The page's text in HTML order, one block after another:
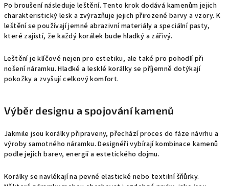
Po broušení následuje leštění. Tento krok dodává kamenům jejich
charakteristický lesk a zvýrazňuje jejich přirozené barvy a vzory. K
leštění se používají jemné abrazivní materiály a speciální pasty,
které zajistí, že každý korálek bude hladký a zářivý.
Leštění je klíčové nejen pro estetiku, ale také pro pohodlí při
nošení náramku. Hladké a lesklé korálky se příjemně dotýkají
pokožky a zvyšují celkový komfort.
Výběr designu a spojování kamenů
Jakmile jsou korálky připraveny, přechází proces do fáze návrhu a
výroby samotného náramku. Designéři vybírají kombinace kamenů
podle jejich barev, energií a estetického dojmu.
Korálky se navlékají na pevné elastické nebo textilní šňůrky.